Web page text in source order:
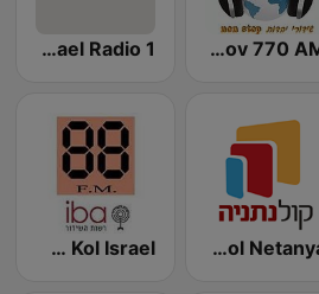
Radio Mevaser Tov 770 AM Israel Radio 1 (רדיו ישראל 1)
Radio Kol Netanya
IBA 88FM Kol Israel